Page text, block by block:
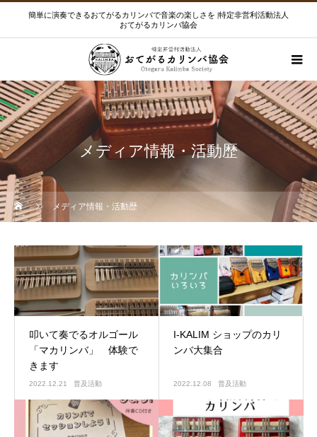
簡単に演奏できるおてがるカリンバで音楽の楽しさを |特定非営利活動法人
おてがるカリンバ協会
メディア情報・活動歴
メディア情報・活動歴
叩いて奏でるオルゴール
「マカリンバ」 体験で
きます
2022.12.21 普及活動
I-KALIM ショップのカリ
ンバ大集合
2022.12.08 普及活動